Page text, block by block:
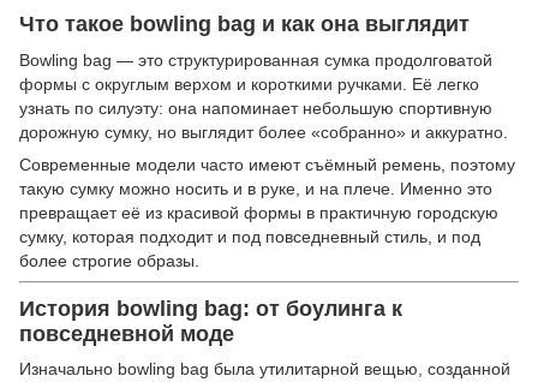
Что такое bowling bag и как она выглядит
Bowling bag — это структурированная сумка продолговатой
формы с округлым верхом и короткими ручками. Её легко
узнать по силуэту: она напоминает небольшую спортивную
дорожную сумку, но выглядит более «собранно» и аккуратно.
Современные модели часто имеют съёмный ремень, поэтому
такую сумку можно носить и в руке, и на плече. Именно это
превращает её из красивой формы в практичную городскую
сумку, которая подходит и под повседневный стиль, и под
более строгие образы.
История bowling bag: от боулинга к
повседневной моде
Изначально bowling bag была утилитарной вещью, созданной